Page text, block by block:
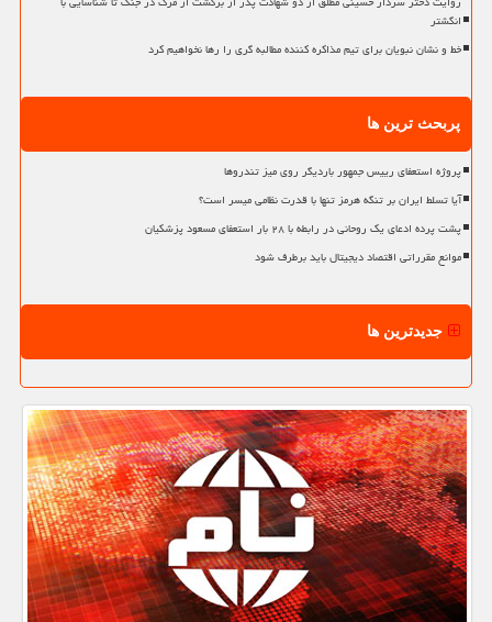
انگشتر
خط و نشان نبویان برای تیم مذاکره کننده مطالبه گری را رها نخواهیم کرد
پربحث ترین ها
پروژه استعفای رییس جمهور باردیگر روی میز تندروها
آیا تسلط ایران بر تنگه هرمز تنها با قدرت نظامی میسر است؟
پشت پرده ادعای یک روحانی در رابطه با ۲۸ بار استعفای مسعود پزشکیان
موانع مقرراتی اقتصاد دیجیتال باید برطرف شود
جدیدترین ها